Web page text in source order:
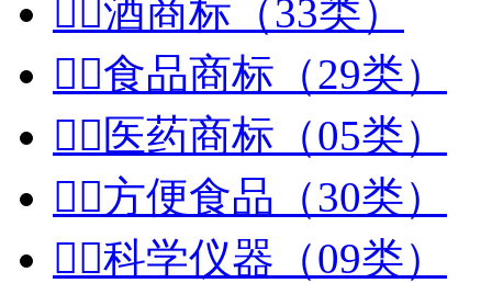
酒商标（33类）
食品商标（29类）
医药商标（05类）
方便食品（30类）
科学仪器（09类）